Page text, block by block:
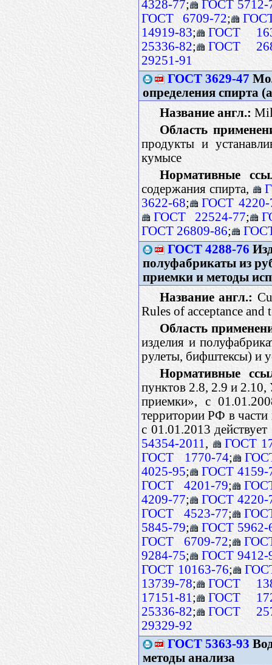
4328-77;
ГОСТ 5712-
ГОСТ 6709-72;
14919-83;
ГОСТ
25336-82;
ГОСТ
29251-91
ГОСТ 3629-47
определения спирта
Название англ.:
Область
продукты и
кумысе
Нормативные
содержания спирта,
3622-68;
ГОСТ 4220-
ГОСТ 22524-77;
ГОСТ 26809-86;
ГОСТ 4288-76
полуфабрикаты из
приемки и методы
Название англ.:
Rules of acceptance and
Область
изделия и
рулеты, бифштексы) и
Нормативные
пунктов 2.8, 2.9 и 2.10,
приемки», с
территории РФ в части
с 01.01.2013 действует
54354-2011 ,
ГОСТ
ГОСТ 1770-74;
4025-95;
ГОСТ 4159-
ГОСТ 4201-79;
4209-77;
ГОСТ 4220-
ГОСТ 4523-77;
5845-79;
ГОСТ 5962-
ГОСТ 6709-72;
9284-75;
ГОСТ 9412-
ГОСТ 10163-76;
13739-78;
ГОСТ
17151-81 ;
ГОСТ
25336-82;
ГОСТ
29329-92
ГОСТ 5363-93
методы анализа